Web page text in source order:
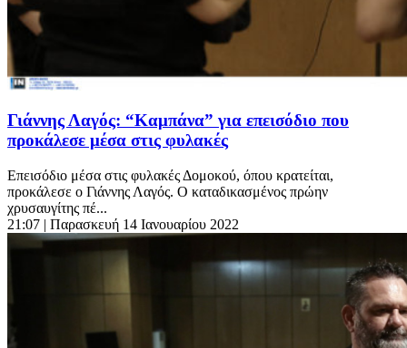
Γιάννης Λαγός: “Καμπάνα” για επεισόδιο που
προκάλεσε μέσα στις φυλακές
Επεισόδιο μέσα στις φυλακές Δομοκού, όπου κρατείται,
προκάλεσε ο Γιάννης Λαγός. Ο καταδικασμένος πρώην
χρυσαυγίτης πέ...
21:07 | Παρασκευή 14 Ιανουαρίου 2022